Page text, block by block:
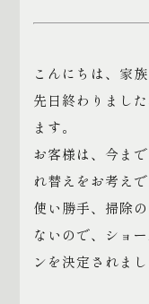
こんにちは、家族
先日終わりまし
ます。
お客様は、今ま
れ替えをお考えで
使い勝手、掃除
ないので、ショ
ンを決定されまし